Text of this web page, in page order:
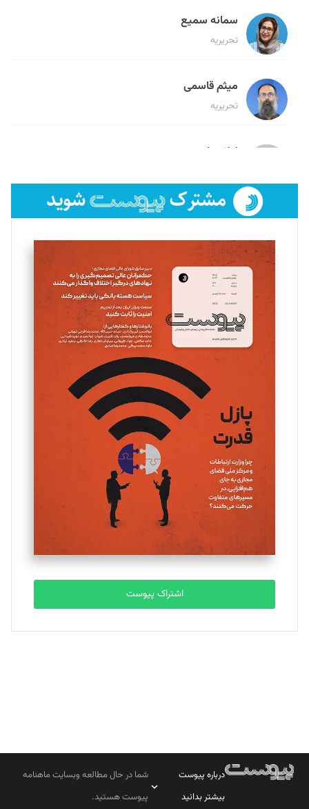
سمانه سمیع
تحریریه
میثم قاسمی
تحریریه
لیلا حنارود
فائزه فتحی رستمی
تحریریه
سروش کرمیان
تحریریه
مینا پاکدل
یسنا امان‌پور
تحریریه
ملینا جعفری
تحریریه
مصطفی مسجدی آرانی
تحریریه
بابک نقاش
تحریریه
اشتراک پیوست
درباره پیوست
بیشتر بدانید
شما در حال مطالعه وبسایت ماهنامه
پیوست هستید.